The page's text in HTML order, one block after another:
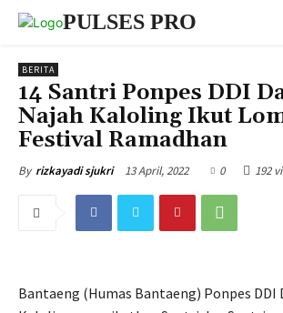
PULSES PRO
BERITA
14 Santri Ponpes DDI
Najah Kaloling Ikut
Festival Ramadhan
By rizkayadi sjukri 13 April, 2022 0 192
Bantaeng (Humas Bantaeng) Ponpes DDI